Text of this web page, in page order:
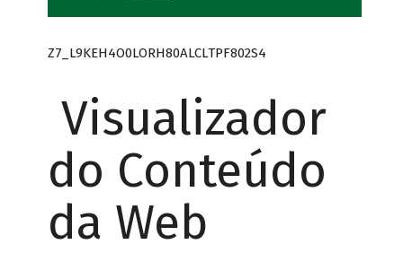
Z7_L9KEH4O0LORH80ALCLTPF802S4
Visualizador
do Conteúdo
da Web